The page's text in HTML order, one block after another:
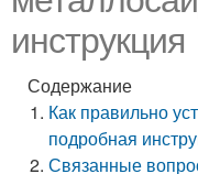
инструкция
Содержание
Как правильно
подробная
Связанные